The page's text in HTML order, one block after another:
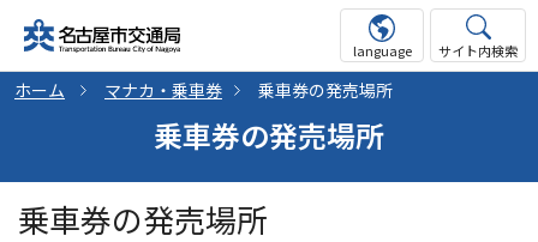
language サイト内検索
ホーム マナカ・乗車券 乗車券の発売場所
乗車券の発売場所
乗車券の発売場所